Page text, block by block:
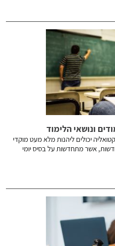
ונושאי הלימוד
יכולים ליהנות מלא מעט מוקדי
אשר מתחדשות על בסיס יומי